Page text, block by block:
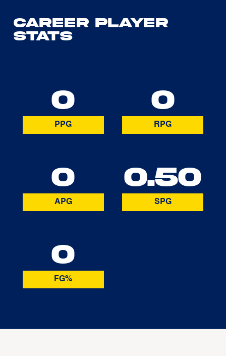
Career Player
Stats
0
PPG
0
RPG
0
APG
0.50
SPG
0
FG%